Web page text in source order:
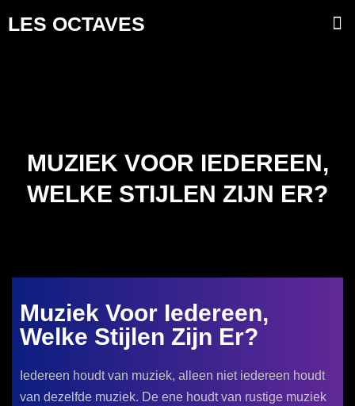
toLES OCTAVES
MUZIEK VOOR IEDEREEN,
WELKE STIJLEN ZIJN ER?
Muziek Voor Iedereen,
Welke Stijlen Zijn Er?
Iedereen houdt van muziek, alleen niet iedereen houdt
van dezelfde muziek. De ene houdt van rustige muziek